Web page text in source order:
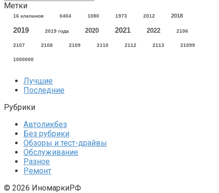
Метки
16 клапанов 0404 1080 1973 2012 2018
2019 2019 года 2020 2021 2022 2106
2107 2108 2109 2110 2112 2113 21099
1000000
Лучшие
Последние
Рубрики
Автоликбез
Без рубрики
Обзоры и тест-драйвы
Обслуживание
Разное
Ремонт
© 2026 ИномаркиРФ